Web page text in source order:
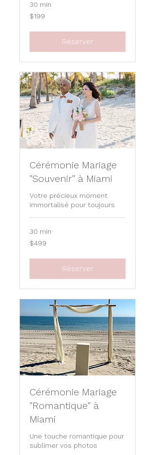
30 min
199
US
$199
Réserver
Cérémonie Mariage
"Souvenir" à Miami
Votre précieux moment
immortalisé pour toujours
30 min
499
US
$499
Réserver
Cérémonie Mariage
"Romantique" à
Miami
Une touche romantique pour
sublimer vos photos